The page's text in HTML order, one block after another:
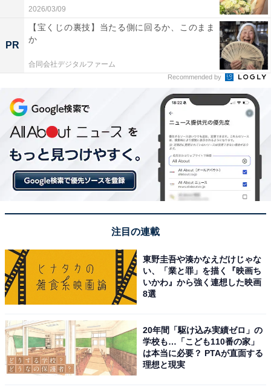
大阪市中心部と関西空港が10分台で結ばれる「関空リニア構想」
1位に選ばれたのは、大阪市中心部と関西国際空港をリ
ニアモーターカーで結ぶ「関空リニア構想」でした。こ
の構想が実現すれば、現在30分以上かかるアクセスが、
10分台まで短縮可能だったのだそう。残念ながら新たな
アクセス手段として計画された新線「なにわ筋線」の登
場により、あえなく立ち消えとなってしまいました。
アンケートには、「空港の利用が遥かに便利になる」
「海外から訪日した方に日本の技術をアピールできる」
「関空専用路線で運用してもらえればアクシデントや事
故による遅延が減りそう」などの声が寄せられました。
2026/03/09
PR
【宝くじの裏技】当たる側に回るか、このまま
か
合同会社デジタルファーム
Recommended by
注目の連載
東野圭吾や湊かなえだけじゃな
い、「業と罪」を描く『映画ち
いかわ』から強く連想した映画
8選
20年間「駆け込み実績ゼロ」の
学校も…「こども110番の家」
は本当に必要？ PTAが直面する
理想と現実